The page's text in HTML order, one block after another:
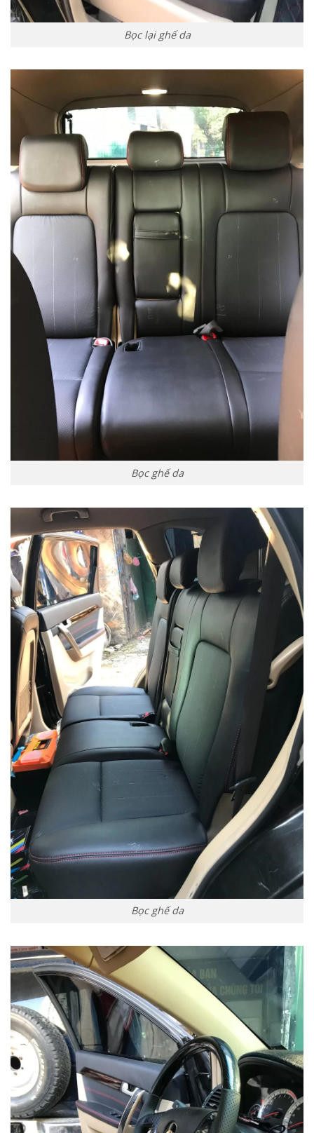
Bọc lại ghế da
Bọc ghế da
Bọc ghế da